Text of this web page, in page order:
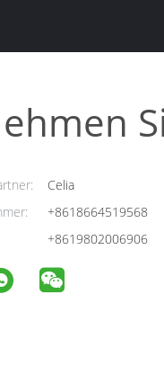
Celia
+8618664519568
+8619802006906